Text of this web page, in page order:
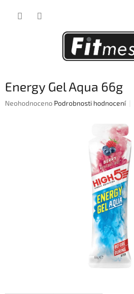
Energy Gel Aqua 66g
Průměrné
Neohodnoceno Podrobnosti hodnocení